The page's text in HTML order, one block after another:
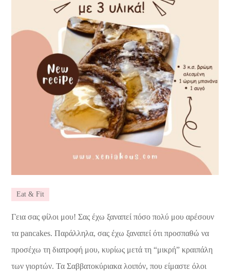
Eat & Fit
Γεια σας φίλοι μου! Σας έχω ξαναπεί πόσο πολύ μου αρέσουν
τα pancakes. Παράλληλα, σας έχω ξαναπεί ότι προσπαθώ να
προσέχω τη διατροφή μου, κυρίως μετά τη “μικρή” κραιπάλη
των γιορτών. Τα Σαββατοκύριακα λοιπόν, που είμαστε όλοι